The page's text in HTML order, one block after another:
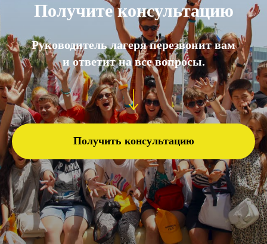
Получите консультацию
Руководитель лагеря перезвонит вам
и ответит на все вопросы.
Получить консультацию